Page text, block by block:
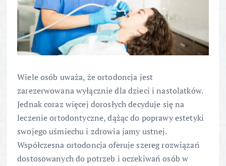
Wiele osób uważa, że ortodoncja jest
zarezerwowana wyłącznie dla dzieci i nastolatków.
Jednak coraz więcej dorosłych decyduje się na
leczenie ortodontyczne, dążąc do poprawy estetyki
swojego uśmiechu i zdrowia jamy ustnej.
Współczesna ortodoncja oferuje szereg rozwiązań
dostosowanych do potrzeb i oczekiwań osób w